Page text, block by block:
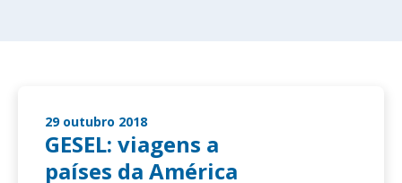
29 outubro 2018
GESEL: viagens a
países da América